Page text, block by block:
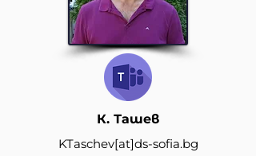
К. Ташев
KTaschev[at]ds-sofia.bg